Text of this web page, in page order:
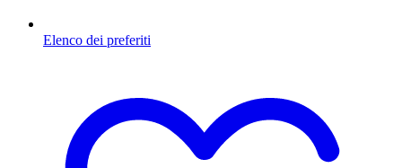
Elenco dei preferiti